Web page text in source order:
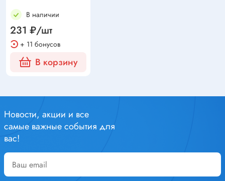
В наличии
231 ₽/шт
+ 11 бонусов
В корзину
Новости, акции и все
самые важные события для
вас!